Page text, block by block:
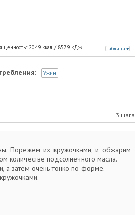
Таблица
ценность: 2049ккал / 8579кДж
Ужин
3 шага
Порежем их кружочками, и обжарим
количестве подсолнечного масла.
а затем очень тонко по форме.